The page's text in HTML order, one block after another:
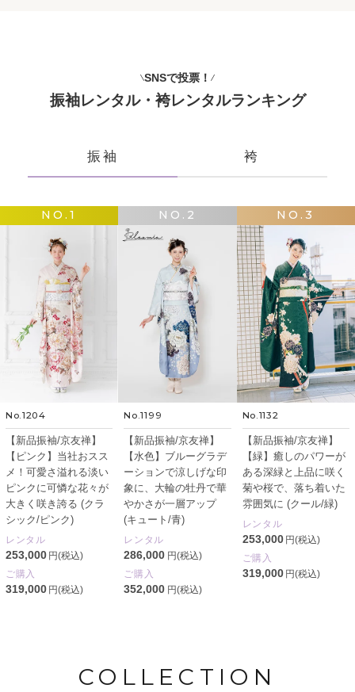
SNSで投票！
振袖レンタル・袴レンタルランキング
振袖 袴
NO.1
No.1204
【新品振袖/京友禅】
【ピンク】当社おスス
メ！可愛さ溢れる淡い
ピンクに可憐な花々が
大きく咲き誇る (クラ
シック/ピンク)
レンタル
253,000 円(税込)
ご購入
319,000 円(税込)
NO.2
No.1199
【新品振袖/京友禅】
【水色】ブルーグラデ
ーションで涼しげな印
象に、大輪の牡丹で華
やかさが一層アップ
(キュート/青)
レンタル
286,000 円(税込)
ご購入
352,000 円(税込)
NO.3
No.1132
【新品振袖/京友禅】
【緑】癒しのパワーが
ある深緑と上品に咲く
菊や桜で、落ち着いた
雰囲気に (クール/緑)
レンタル
253,000 円(税込)
ご購入
319,000 円(税込)
COLLECTION